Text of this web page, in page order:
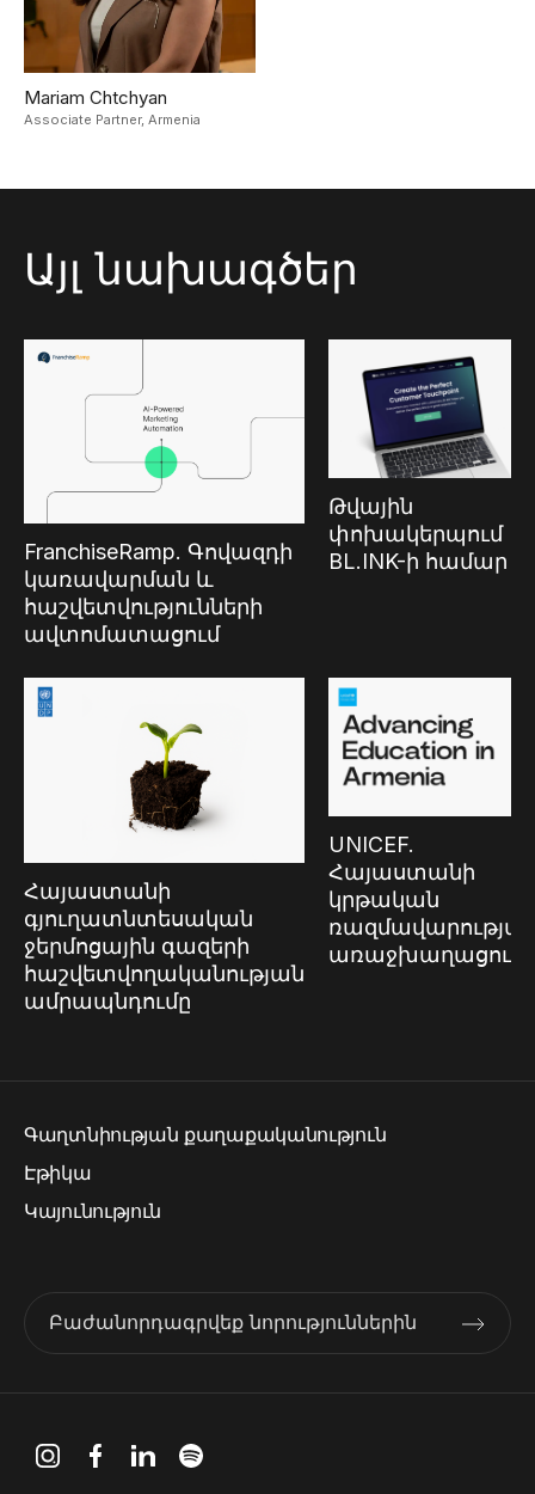
Mariam Chtchyan
Associate Partner, Armenia
Այլ նախագծեր
FranchiseRamp. Գովազդի
կառավարման և
հաշվետվությունների
ավտոմատացում
Թվային
փոխակերպում
BL.INK-ի համար
Հայաստանի
գյուղատնտեսական
ջերմոցային գազերի
հաշվետվողականության
ամրապնդումը
UNICEF.
Հայաստանի
կրթական
առաջխաղացում
Բաժանորդագրվեք նորություններին
Գաղտնիության քաղաքականություն
Էթիկա
Կայունություն